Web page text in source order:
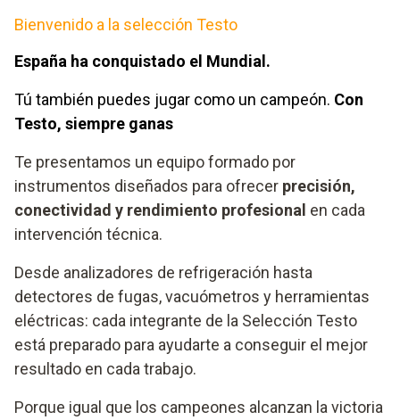
Bienvenido a la selección Testo
España ha conquistado el Mundial.
Tú también puedes jugar como un campeón. Con
Testo, siempre ganas
Te presentamos un equipo formado por
instrumentos diseñados para ofrecer precisión,
conectividad y rendimiento profesional en cada
intervención técnica.
Desde analizadores de refrigeración hasta
detectores de fugas, vacuómetros y herramientas
eléctricas: cada integrante de la Selección Testo
está preparado para ayudarte a conseguir el mejor
resultado en cada trabajo.
Porque igual que los campeones alcanzan la victoria